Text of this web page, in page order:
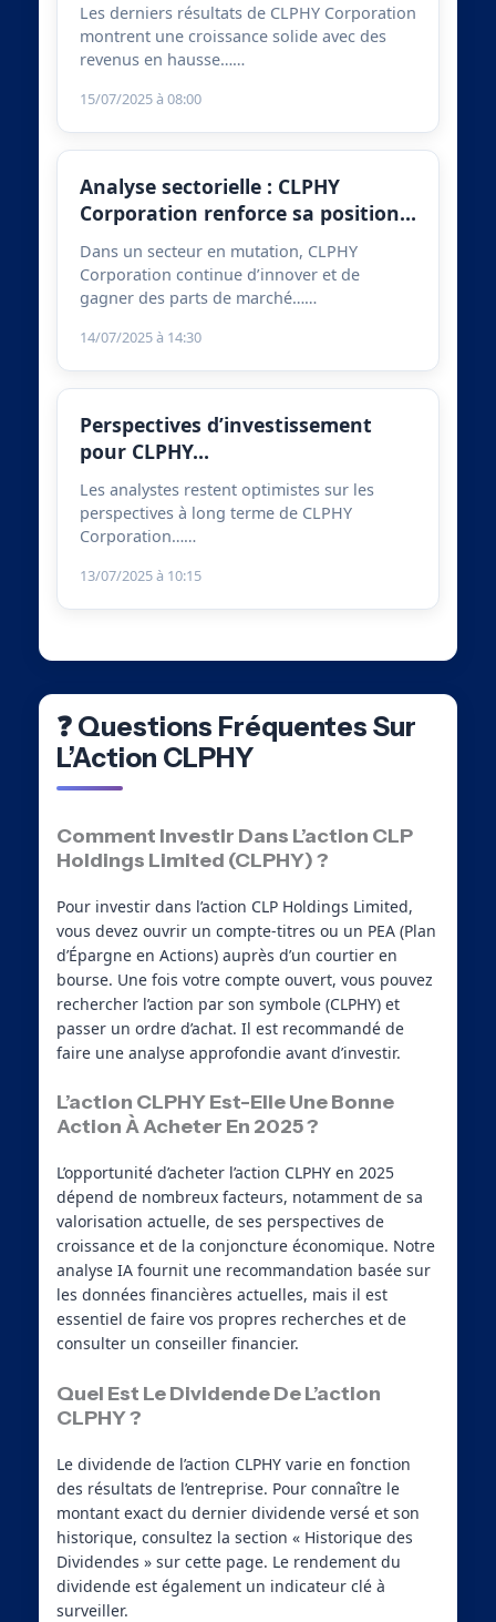
Les derniers résultats de CLPHY Corporation
montrent une croissance solide avec des
revenus en hausse……
15/07/2025 à 08:00
Analyse sectorielle : CLPHY
Corporation renforce sa position…
Dans un secteur en mutation, CLPHY
Corporation continue d’innover et de
gagner des parts de marché……
14/07/2025 à 14:30
Perspectives d’investissement
pour CLPHY…
Les analystes restent optimistes sur les
perspectives à long terme de CLPHY
Corporation……
13/07/2025 à 10:15
❓ Questions Fréquentes Sur
L’Action CLPHY
Comment Investir Dans L’action CLP
Holdings Limited (CLPHY) ?
Pour investir dans l’action CLP Holdings Limited,
vous devez ouvrir un compte-titres ou un PEA (Plan
d’Épargne en Actions) auprès d’un courtier en
bourse. Une fois votre compte ouvert, vous pouvez
rechercher l’action par son symbole (CLPHY) et
passer un ordre d’achat. Il est recommandé de
faire une analyse approfondie avant d’investir.
L’action CLPHY Est-Elle Une Bonne
Action À Acheter En 2025 ?
L’opportunité d’acheter l’action CLPHY en 2025
dépend de nombreux facteurs, notamment de sa
valorisation actuelle, de ses perspectives de
croissance et de la conjoncture économique. Notre
analyse IA fournit une recommandation basée sur
les données financières actuelles, mais il est
essentiel de faire vos propres recherches et de
consulter un conseiller financier.
Quel Est Le Dividende De L’action
CLPHY ?
Le dividende de l’action CLPHY varie en fonction
des résultats de l’entreprise. Pour connaître le
montant exact du dernier dividende versé et son
historique, consultez la section « Historique des
Dividendes » sur cette page. Le rendement du
dividende est également un indicateur clé à
surveiller.